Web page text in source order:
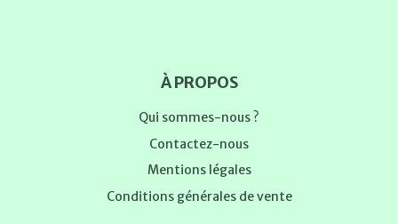
À PROPOS
Qui sommes-nous ?
Contactez-nous
Mentions légales
Conditions générales de vente